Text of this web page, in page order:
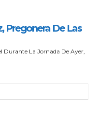
Pregonera De Las
Durante La Jornada De Ayer,